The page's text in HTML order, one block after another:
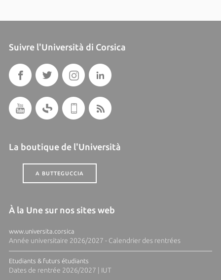
Suivre l'Università di Corsica
La boutique de l'Università
A BUTTEGUCCIA
À la Une sur nos sites web
www.universita.corsica
Année universitaire 2026/2027 - Calendrier des rentrées
Etudiants & futurs étudiants
Dates de rentrée 2026/2027 | IUT